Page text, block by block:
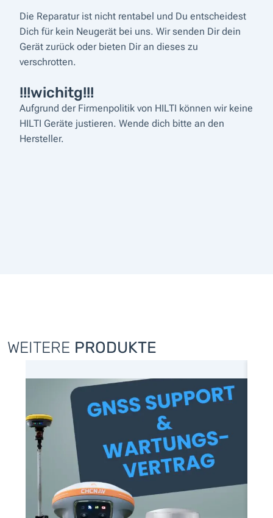
Die Reparatur ist nicht rentabel und Du entscheidest
Dich für kein Neugerät bei uns. Wir senden Dir dein
Gerät zurück oder bieten Dir an dieses zu
verschrotten.
!!!wichitg!!!
Aufgrund der Firmenpolitik von HILTI können wir keine
HILTI Geräte justieren. Wende dich bitte an den
Hersteller.
WEITERE PRODUKTE